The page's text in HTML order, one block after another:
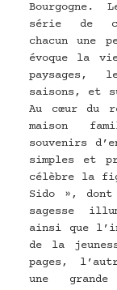
série de
chacun une
évoque la
paysages,
saisons, et
Au cœur du
maison
souvenirs
simples et
célèbre la
Sido »,
sagesse
ainsi que
de la
pages,
une